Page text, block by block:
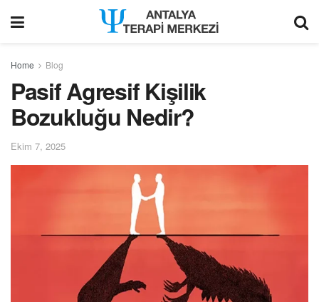
Home Blog
Pasif Agresif Kişilik
Bozukluğu Nedir?
Ekim 7, 2025
modal-check